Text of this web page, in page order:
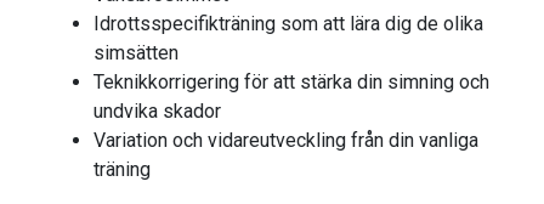
Idrottsspecifikträning som att lära dig de olika
simsätten
Teknikkorrigering för att stärka din simning och
undvika skador
Variation och vidareutveckling från din vanliga
träning